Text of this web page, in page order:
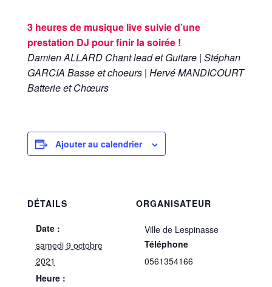
3 heures de musique live suivie d’une
prestation DJ pour finir la soirée !
Damien ALLARD Chant lead et Guitare | Stéphan
GARCIA Basse et choeurs | Hervé MANDICOURT
Batterie etChœurs
Ajouter au calendrier
DÉTAILS
Date :
samedi 9 octobre
2021
Heure :
ORGANISATEUR
Ville de Lespinasse
Téléphone
0561354166